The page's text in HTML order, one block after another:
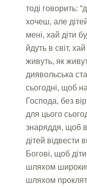
тоді говорить:
хочеш, але
мені, хай діти
йдуть в світ,
живуть, як
диявольська
сьогодні, щоб
Господа, без
для цього
знаряддя, щоб
дітей відвести
Богові, щоб
шляхом
шляхом